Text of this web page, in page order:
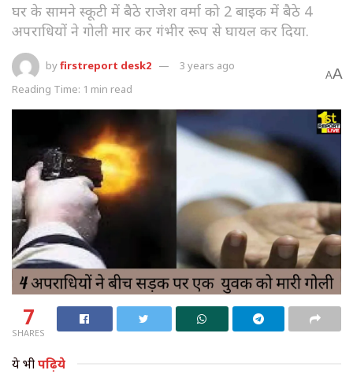
घर के सामने स्कूटी में बैठे राजेश वर्मा को 2 बाइक में बैठे 4
अपराधियों ने गोली मार कर गंभीर रूप से घायल कर दिया.
byfirstreport desk2
3 years ago
Reading Time: 1 min read
AA
7
SHARES
ये भीपढ़िये